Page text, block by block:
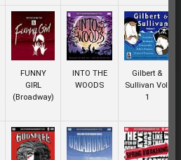
FUNNY
GIRL
(Broadway)
INTO THE
WOODS
Gilbert &
Sullivan Vol.
1